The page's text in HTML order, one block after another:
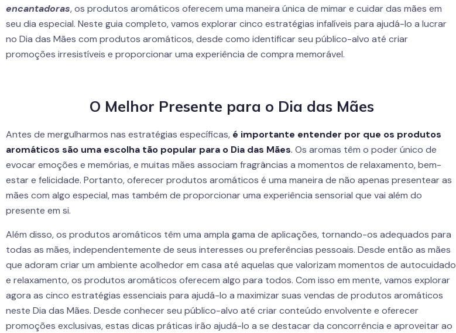
encantadoras, os produtos aromáticos oferecem uma maneira única de mimar e cuidar das mães em
seu dia especial. Neste guia completo, vamos explorar cinco estratégias infalíveis para ajudá-lo a lucrar
no Dia das Mães com produtos aromáticos, desde como identificar seu público-alvo até criar
promoções irresistíveis e proporcionar uma experiência de compra memorável.
O Melhor Presente para o Dia das Mães
Antes de mergulharmos nas estratégias específicas, é importante entender por que os produtos
aromáticos são uma escolha tão popular para o Dia das Mães. Os aromas têm o poder único de
evocar emoções e memórias, e muitas mães associam fragrâncias a momentos de relaxamento, bem-
estar e felicidade. Portanto, oferecer produtos aromáticos é uma maneira de não apenas presentear as
mães com algo especial, mas também de proporcionar uma experiência sensorial que vai além do
presente em si.
Além disso, os produtos aromáticos têm uma ampla gama de aplicações, tornando-os adequados para
todas as mães, independentemente de seus interesses ou preferências pessoais. Desde então as mães
que adoram criar um ambiente acolhedor em casa até aquelas que valorizam momentos de autocuidado
e relaxamento, os produtos aromáticos oferecem algo para todos. Com isso em mente, vamos explorar
agora as cinco estratégias essenciais para ajudá-lo a maximizar suas vendas de produtos aromáticos
neste Dia das Mães. Desde conhecer seu público-alvo até criar conteúdo envolvente e oferecer
promoções exclusivas, estas dicas práticas irão ajudá-lo a se destacar da concorrência e aproveitar ao